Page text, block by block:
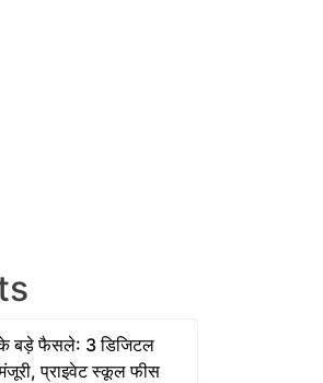
बड़े फैसले: 3 डिजिटल
मंजूरी, प्राइवेट स्कूल फीस